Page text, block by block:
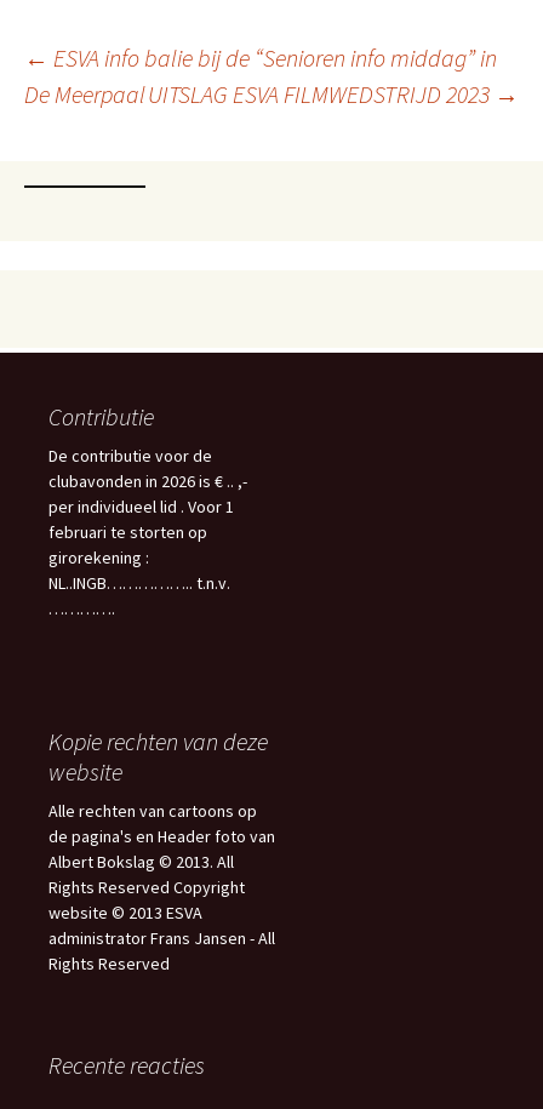
Berichtnavigatie
← ESVA info balie bij de “Senioren info middag” in
De MeerpaalUITSLAG ESVA FILMWEDSTRIJD 2023 →
Contributie
De contributie voor de
clubavonden in 2026 is € .. ,-
per individueel lid . Voor 1
februari te storten op
girorekening :
NL..INGB…………….. t.n.v.
………….
Kopie rechten van deze
website
Alle rechten van cartoons op
de pagina's en Header foto van
Albert Bokslag © 2013. All
Rights Reserved Copyright
website © 2013 ESVA
administrator Frans Jansen - All
Rights Reserved
Recente reacties